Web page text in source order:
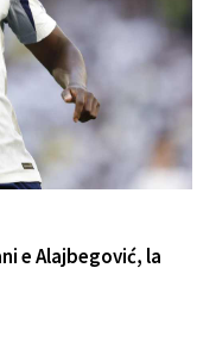
e Alajbegović, la